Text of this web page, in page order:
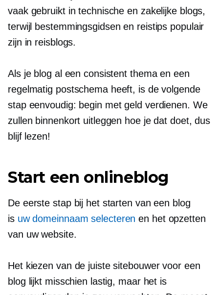
vaak gebruikt in technische en zakelijke blogs,
terwijl bestemmingsgidsen en reistips populair
zijn in reisblogs.
Als je blog al een consistent thema en een
regelmatig postschema heeft, is de volgende
stap eenvoudig: begin met geld verdienen. We
zullen binnenkort uitleggen hoe je dat doet, dus
blijf lezen!
Start een onlineblog
De eerste stap bij het starten van een blog
is uw domeinnaam selecteren en het opzetten
van uw website.
Het kiezen van de juiste sitebouwer voor een
blog lijkt misschien lastig, maar het is